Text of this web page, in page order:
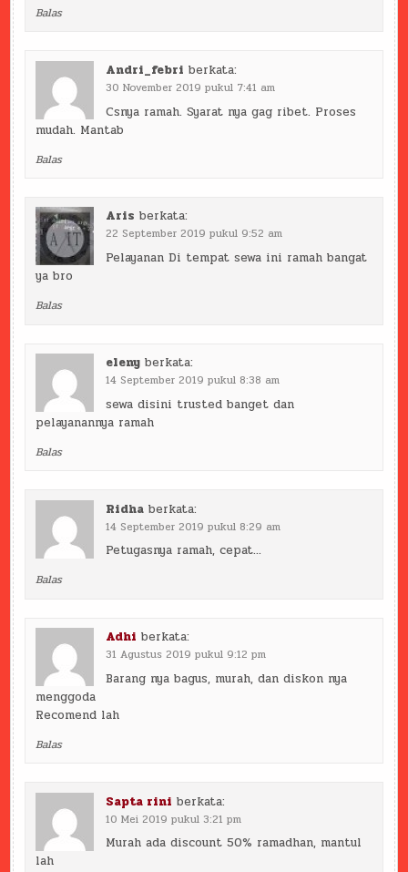
Balas
Andri_febri berkata:
30 November 2019 pukul 7:41 am
Csnya ramah. Syarat nya gag ribet. Proses
mudah. Mantab
Balas
Aris berkata:
22 September 2019 pukul 9:52 am
Pelayanan Di tempat sewa ini ramah bangat
ya bro
Balas
eleny berkata:
14 September 2019 pukul 8:38 am
sewa disini trusted banget dan
pelayanannya ramah
Balas
Ridha berkata:
14 September 2019 pukul 8:29 am
Petugasnya ramah, cepat…
Balas
Adhi berkata:
31 Agustus 2019 pukul 9:12 pm
Barang nya bagus, murah, dan diskon nya
menggoda
Recomend lah
Balas
Sapta rini berkata:
10 Mei 2019 pukul 3:21 pm
Murah ada discount 50% ramadhan, mantul
lah